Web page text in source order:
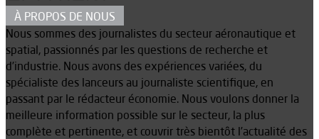
À PROPOS DE NOUS
Nous sommes des journalistes du secteur aéronautique et
spatial, passionnés par les questions de recherche et
d’industrie. Nous avons des expériences variées, du
spécialiste des lanceurs au journaliste scientifique, en
passant par le rédacteur économie. Nous voulons donner la
meilleure information possible sur le secteur, la plus
complète et pertinente, et couvrir très bientôt l’actualité des